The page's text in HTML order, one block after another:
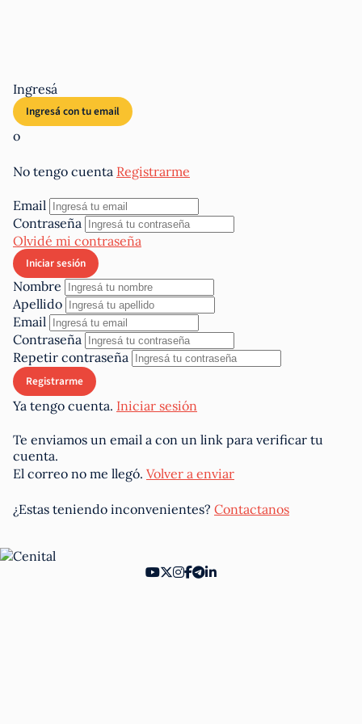
Ingresá
o
No tengo cuenta Registrarme
Email
Contraseña
Olvidé mi contraseña
Nombre
Apellido
Email
Contraseña
Repetir contraseña
Ya tengo cuenta. Iniciar sesión
Te enviamos un email a con un link para verificar tu
cuenta.
El correo no me llegó. Volver a enviar
¿Estas teniendo inconvenientes? Contactanos